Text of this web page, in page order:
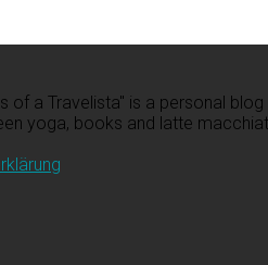
of a Travelista" is a personal
yoga, books and latte